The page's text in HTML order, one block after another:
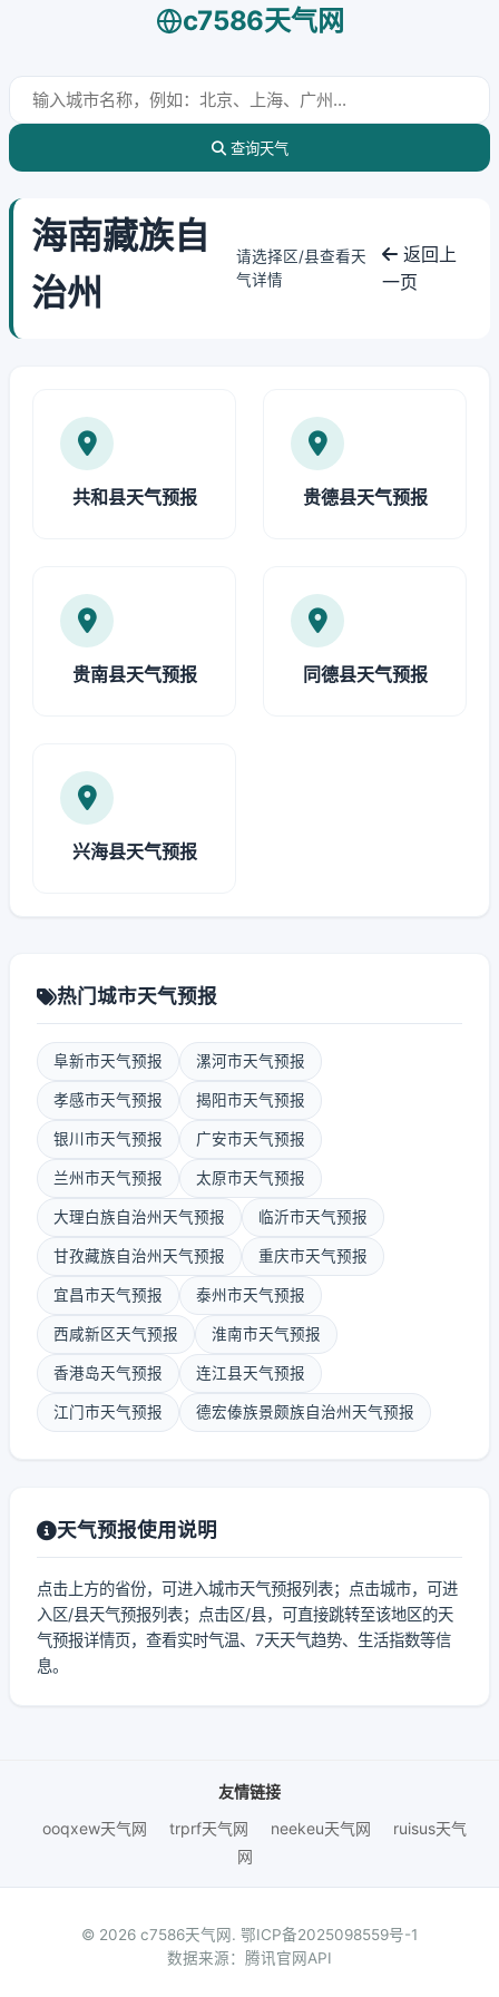
c7586天气网
查询天气
海南藏族自
治州
请选择区/县查看天
气详情
返回上
一页
共和县天气预报 贵德县天气预报
贵南县天气预报 同德县天气预报
兴海县天气预报
热门城市天气预报
阜新市天气预报 漯河市天气预报
孝感市天气预报 揭阳市天气预报
银川市天气预报 广安市天气预报
兰州市天气预报 太原市天气预报
大理白族自治州天气预报 临沂市天气预报
甘孜藏族自治州天气预报 重庆市天气预报
宜昌市天气预报 泰州市天气预报
西咸新区天气预报 淮南市天气预报
香港岛天气预报 连江县天气预报
江门市天气预报 德宏傣族景颇族自治州天气预报
天气预报使用说明
点击上方的省份，可进入城市天气预报列表；点击城市，可进
入区/县天气预报列表；点击区/县，可直接跳转至该地区的天
气预报详情页，查看实时气温、7天天气趋势、生活指数等信
息。
友情链接
ooqxew天气网
trprf天气网 neekeu天气网
ruisus天气
网
© 2026 c7586天气网. 鄂ICP备2025098559号-1
数据来源：腾讯官网API